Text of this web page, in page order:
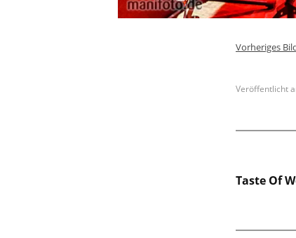
Vorheriges
Veröffentlicht
Taste Of